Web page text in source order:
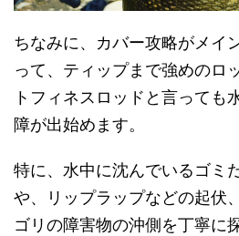
ちなみに、カバー攻略がメイ
って、ティップまで強めのロ
トフィネスロッドと言っても
障が出始めます。
特に、水中に沈んでいるゴミ
や、リップラップなどの起伏
ゴリの障害物の沖側を丁寧に